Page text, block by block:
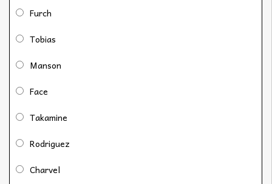
Furch
Tobias
Manson
Face
Takamine
Rodriguez
Charvel